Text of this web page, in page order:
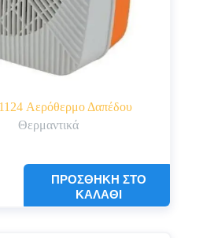
Αερόθερμο Δαπέδου
Θερμαντικά
ΠΡΟΣΘΉΚΗ ΣΤΟ
ΚΑΛΆΘΙ